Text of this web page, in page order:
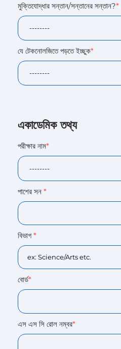
মুক্তিযোদ্ধার সন্তান/সন্তানের সন্তান?*
যে টেকনোলজিতে পড়তে ইচ্ছুক*
একাডেমিক তথ্য
পরীক্ষার নাম*
পাশের সন *
বিভাগ *
বোর্ড*
এস এস সি রোল নম্বর*